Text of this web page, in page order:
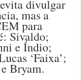
divulgar
mas a
para
Sivaldo;
e Índio;
‘Faixa’;
Bryam.